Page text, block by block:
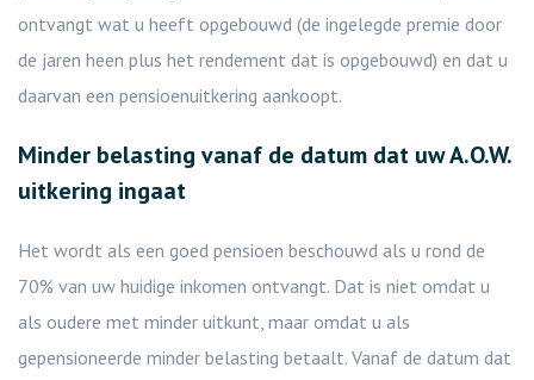
ontvangt wat u heeft opgebouwd (de ingelegde premie door
de jaren heen plus het rendement dat is opgebouwd) en dat u
daarvan een pensioenuitkering aankoopt.
Minder belasting vanaf de datum dat uw A.O.W.
uitkering ingaat
Het wordt als een goed pensioen beschouwd als u rond de
70% van uw huidige inkomen ontvangt. Dat is niet omdat u
als oudere met minder uitkunt, maar omdat u als
gepensioneerde minder belasting betaalt. Vanaf de datum dat